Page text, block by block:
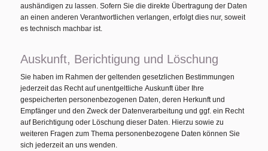
aushändigen zu lassen. Sofern Sie die direkte Übertragung der Daten
an einen anderen Verantwortlichen verlangen, erfolgt dies nur, soweit
es technisch machbar ist.
Auskunft, Berichtigung und Löschung
Sie haben im Rahmen der geltenden gesetzlichen Bestimmungen
jederzeit das Recht auf unentgeltliche Auskunft über Ihre
gespeicherten personenbezogenen Daten, deren Herkunft und
Empfänger und den Zweck der Datenverarbeitung und ggf. ein Recht
auf Berichtigung oder Löschung dieser Daten. Hierzu sowie zu
weiteren Fragen zum Thema personenbezogene Daten können Sie
sich jederzeit an uns wenden.